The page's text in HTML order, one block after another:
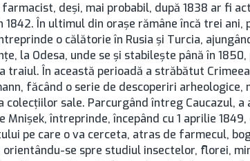
deşi, mai probabil, după 1838 ar fi
1842. În ultimul din oraşe rămâne încă trei
o călătorie în Rusia şi Turcia,
la Odesa, unde se şi stabileşte până în
traiul. În această perioadă a străbătut
făcând o serie de descoperiri
colecţiilor sale. Parcurgând întreg Caucazul,
Mnişek, întreprinde, începând cu 1 aprilie
pe care o va cerceta, atras de farmecul,
orientându-se spre studiul insectelor, florei,